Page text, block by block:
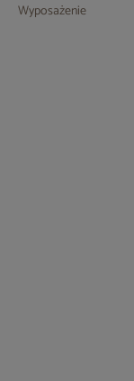
Wyposażenie